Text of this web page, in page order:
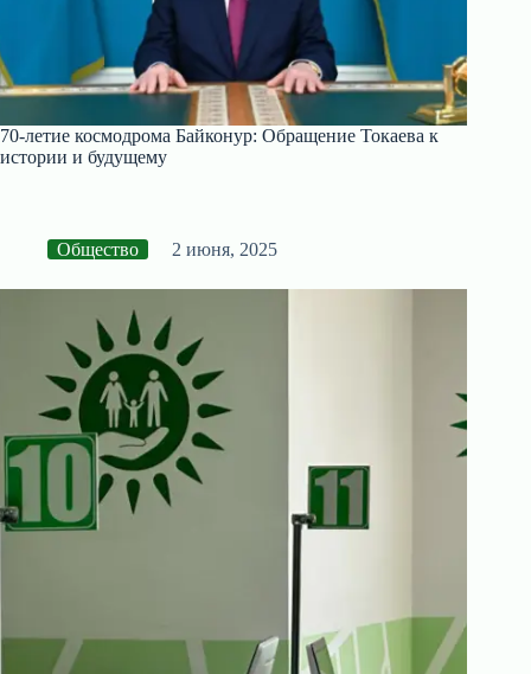
70-летие космодрома Байконур: Обращение Токаева к
истории и будущему
Общество 2 июня, 2025